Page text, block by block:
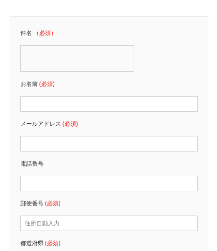
件名 （必須）
お名前(必須)
メールアドレス (必須)
電話番号
郵便番号(必須)
都道府県(必須)